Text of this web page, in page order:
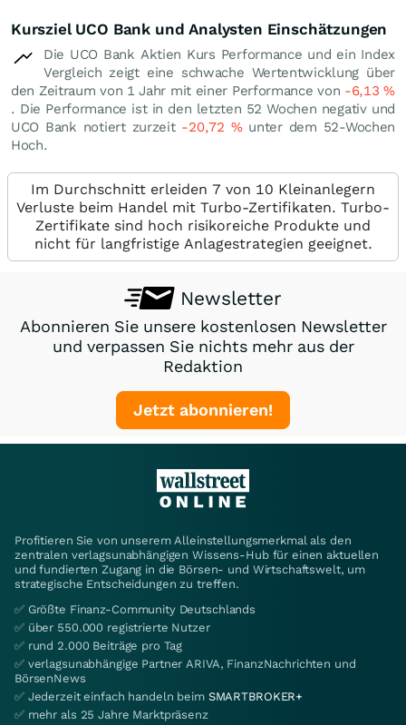
Kursziel UCO Bank und Analysten Einschätzungen
Die UCO Bank Aktien Kurs Performance und ein Index
Vergleich zeigt eine schwache Wertentwicklung über
den Zeitraum von 1 Jahr mit einer Performance von -6,13%
. Die Performance ist in den letzten 52 Wochen negativ und
UCO Bank notiert zurzeit -20,72 %unter dem 52-Wochen
Hoch.
Im Durchschnitt erleiden 7 von 10 Kleinanlegern
Verluste beim Handel mit Turbo-Zertifikaten. Turbo-
Zertifikate sind hoch risikoreiche Produkte und
nicht für langfristige Anlagestrategien geeignet.
Newsletter
Abonnieren Sie unsere kostenlosen Newsletter
und verpassen Sie nichts mehr aus der
Redaktion
Jetzt abonnieren!
Profitieren Sie von unserem Alleinstellungsmerkmal als den
zentralen verlagsunabhängigen Wissens-Hub für einen aktuellen
und fundierten Zugang in die Börsen- und Wirtschaftswelt, um
strategische Entscheidungen zu treffen.
✅ Größte Finanz-Community Deutschlands
✅ über 550.000 registrierte Nutzer
✅ rund 2.000 Beiträge pro Tag
✅ verlagsunabhängige Partner ARIVA, FinanzNachrichten und
BörsenNews
✅ Jederzeit einfach handeln beim SMARTBROKER+
✅ mehr als 25 Jahre Marktpräsenz